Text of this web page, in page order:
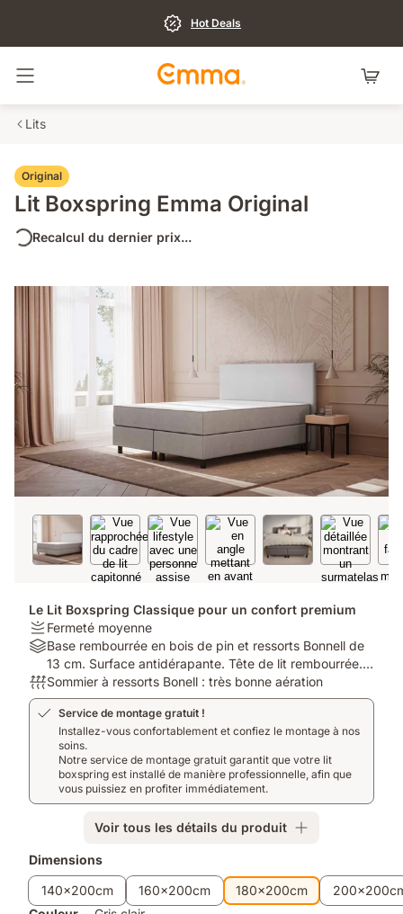
Hot Deals
Basculer la navigation
Lits
Original
Lit Boxspring Emma Original
Recalcul du dernier prix...
Le Lit Boxspring Classique pour un confort premium
Firmness:
Fermeté
moyenne
Fermeté moyenne
Material:
Base
rembourrée
en
bois
ressorts
Bonnell
cm.
Surface
antidérapante.
Base rembourrée en bois de pin et ressorts Bonnell de
13 cm. Surface antidérapante. Tête de lit rembourrée.
Housse lavable. 8 pieds. Matériel de montage inclus.
Respirabilité:
Sommier
ressorts
Bonell
bonne
Sommier à ressorts Bonell : très bonne aération
Service de montage gratuit !
Installez-vous confortablement et confiez le montage à nos
soins.
Notre service de montage gratuit garantit que votre lit
boxspring est installé de manière professionnelle, afin que
vous puissiez en profiter immédiatement.
Voir tous les détails du produit
Produits
supplémentaires
Dimensions
140x200cm
160x200cm 180x200cm